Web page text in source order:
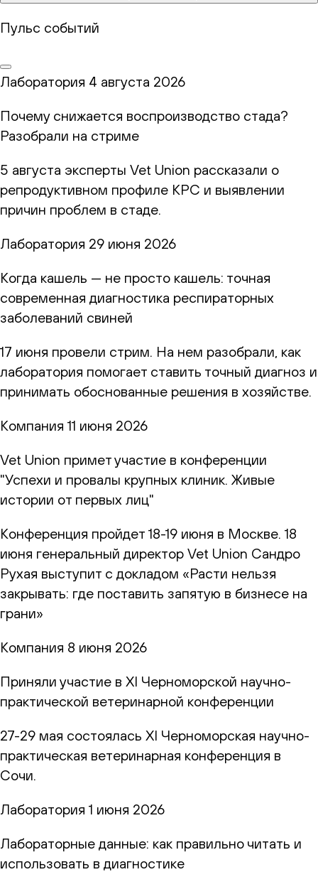
Пульс событий
Лаборатория 4 августа 2026
Почему снижается воспроизводство стада?
Разобрали на стриме
5 августа эксперты Vet Union рассказали о
репродуктивном профиле КРС и выявлении
причин проблем в стаде.
Лаборатория 29 июня 2026
Когда кашель — не просто кашель: точная
современная диагностика респираторных
заболеваний свиней
17 июня провели стрим. На нем разобрали, как
лаборатория помогает ставить точный диагноз и
принимать обоснованные решения в хозяйстве.
Компания 11 июня 2026
Vet Union примет участие в конференции
"Успехи и провалы крупных клиник. Живые
истории от первых лиц"
Конференция пройдет 18-19 июня в Москве. 18
июня генеральный директор Vet Union Сандро
Рухая выступит с докладом «Расти нельзя
закрывать: где поставить запятую в бизнесе на
грани»
Компания 8 июня 2026
Приняли участие в XI Черноморской научно-
практической ветеринарной конференции
27-29 мая состоялась XI Черноморская научно-
практическая ветеринарная конференция в
Сочи.
Лаборатория 1 июня 2026
Лабораторные данные: как правильно читать и
использовать в диагностике